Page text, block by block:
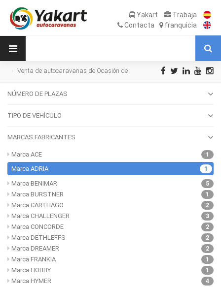
Yakart
Trabaja
Contacta
franquicia
Venta de autocaravanas de Ocasión de
NÚMERO DE PLAZAS
TIPO DE VEHÍCULO
MARCAS FABRICANTES
1
Marca ACE
1
Marca ADRIA
5
Marca BENIMAR
1
Marca BURSTNER
2
Marca CARTHAGO
3
Marca CHALLENGER
2
Marca CONCORDE
2
Marca DETHLEFFS
2
Marca DREAMER
1
Marca FRANKIA
1
Marca HOBBY
4
Marca HYMER